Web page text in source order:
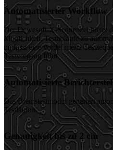
Automatisierter Workflow
Der Dewesoft-X-Sequenzer bietet
Möglichkeit, Testabläufe zu
umfasst eine vordefinierte
Testvorgang führt.
Automatisierte
Das Bremstestmodul generiert
Testläufen.
Genauigkeit bis zu 2 cm